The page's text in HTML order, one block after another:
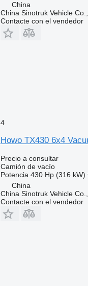
China
China Sinotruk Vehicle Co.,
Contacte con el vendedor
4
Howo TX430 6x4
Precio a consultar
Camión de vacío
Potencia 430 Hp (316 kW)
China
China Sinotruk Vehicle Co.,
Contacte con el vendedor